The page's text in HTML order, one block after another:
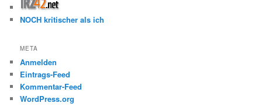
NOCH kritischer als ich
META
Anmelden
Eintrags-Feed
Kommentar-Feed
WordPress.org